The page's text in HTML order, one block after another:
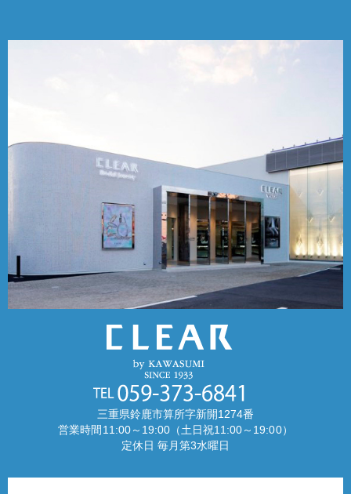
三重県鈴鹿市算所字新開1274番
営業時間11:00～19:00（土日祝11:00～19:00）
定休日 毎月第3水曜日